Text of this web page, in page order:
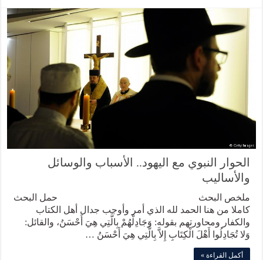
الحوار النبوي مع اليهود.. الأسباب والوسائل
والأساليب
ملخص البحث حمل البحث
كاملا من هنا الحمد لله الذي أمر وأوجب جدال أهل الكتاب
والكفار ومحاورتهم بقوله: وَجَادِلْهُمْ بِالَّتِي هِيَ أَحْسَنُ، والقائل:
وَلا تُجَادِلُوا أَهْلَ الْكِتَابِ إِلاَّ بِالَّتِي هِيَ أَحْسَنُ …
أكمل القراءة »